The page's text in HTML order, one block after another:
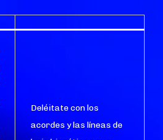
Deléitate con los
acordes y las líneas de